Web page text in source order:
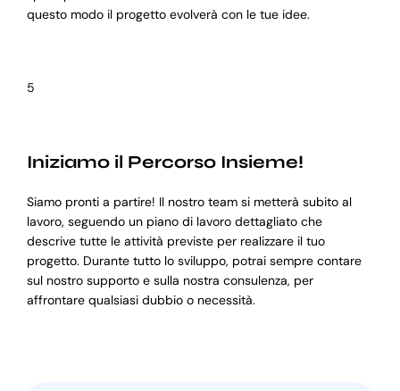
questo modo il progetto evolverà con le tue idee.
5
Iniziamo il Percorso Insieme!
Siamo pronti a partire! Il nostro team si metterà subito al
lavoro, seguendo un piano di lavoro dettagliato che
descrive tutte le attività previste per realizzare il tuo
progetto. Durante tutto lo sviluppo, potrai sempre contare
sul nostro supporto e sulla nostra consulenza, per
affrontare qualsiasi dubbio o necessità.